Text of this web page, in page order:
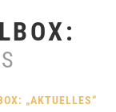
„AKTUELLES“